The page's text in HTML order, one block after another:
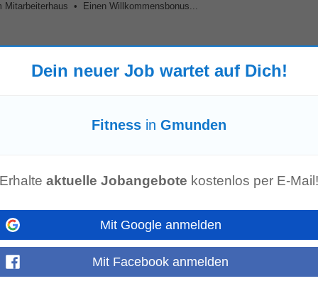
• Einen Willkommensbonus...
(Hebe- und Tragetätigkeit) • Bereitschaft zur Schichtarbeit
Kommunikation: Du- & /"Heartist/"-Kultur • Gesundheit: Update- Fitness:
deinen Tag mit flexiblen Arbeitszeiten und Homeoffice. • Gesundheit
Dein neuer Job wartet auf Dich!
Fitness in Gmunden
Erhalte aktuelle Jobangebote kostenlos per E-Mail!
Mit Google anmelden
Mit Facebook anmelden